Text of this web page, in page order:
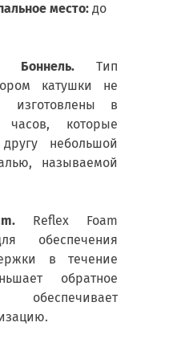
место: до
Боннель. Тип
катушки не
изготовлены в
которые
небольшой
называемой
Reflex Foam
обеспечения
в течение
обратное